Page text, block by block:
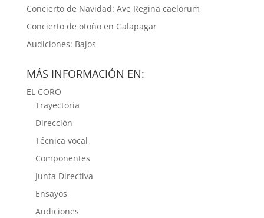
Concierto de Navidad: Ave Regina caelorum
Concierto de otoño en Galapagar
Audiciones: Bajos
MÁS INFORMACIÓN EN:
EL CORO
Trayectoria
Dirección
Técnica vocal
Componentes
Junta Directiva
Ensayos
Audiciones